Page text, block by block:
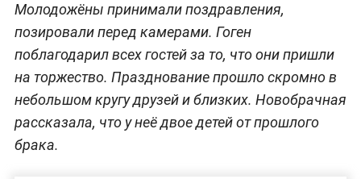
Молодожёны принимали поздравления,
позировали перед камерами. Гоген
поблагодарил всех гостей за то, что они пришли
на торжество. Празднование прошло скромно в
небольшом кругу друзей и близких. Новобрачная
рассказала, что у неё двое детей от прошлого
брака.